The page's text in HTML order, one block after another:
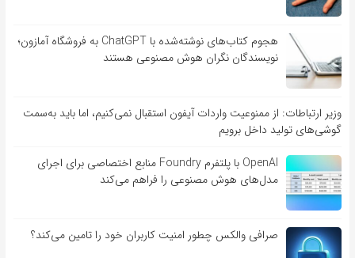
هجوم کتاب‌های نوشته‌شده با ChatGPT به فروشگاه آمازون؛
نویسندگان نگران هوش مصنوعی هستند
وزیر ارتباطات: از ممنوعیت واردات آیفون استقبال نمی‌کنیم، اما باید به‌سمت
گوشی‌های تولید داخل برویم
OpenAI با پلتفرم Foundry منابع اختصاصی برای اجرای
مدل‌های هوش مصنوعی را فراهم می‌کند
صرافی والکس چطور امنیت کاربران خود را تامین می‌کند؟